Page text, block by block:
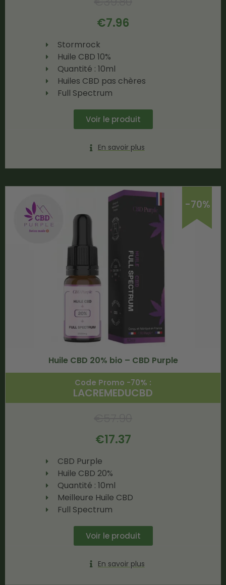
€7.96
Stormrock
Huile CBD 10%
Quantité : 10ml
Huiles CBD pas chères
Full Spectrum
Voir le produit
En savoir plus
-70%
Huile CBD 20% bio – CBD Purple
Code Promo -70% :
LACREMEDUCBD
€17.37
CBD Purple
Huile CBD 20%
Quantité : 10ml
Meilleure Huile CBD
Full Spectrum
Voir le produit
En savoir plus